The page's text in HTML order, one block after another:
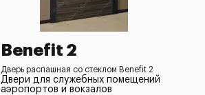
Benefit 2
Дверь распашная со стеклом Benefit 2
Двери для служебных помещений
аэропортов и вокзалов